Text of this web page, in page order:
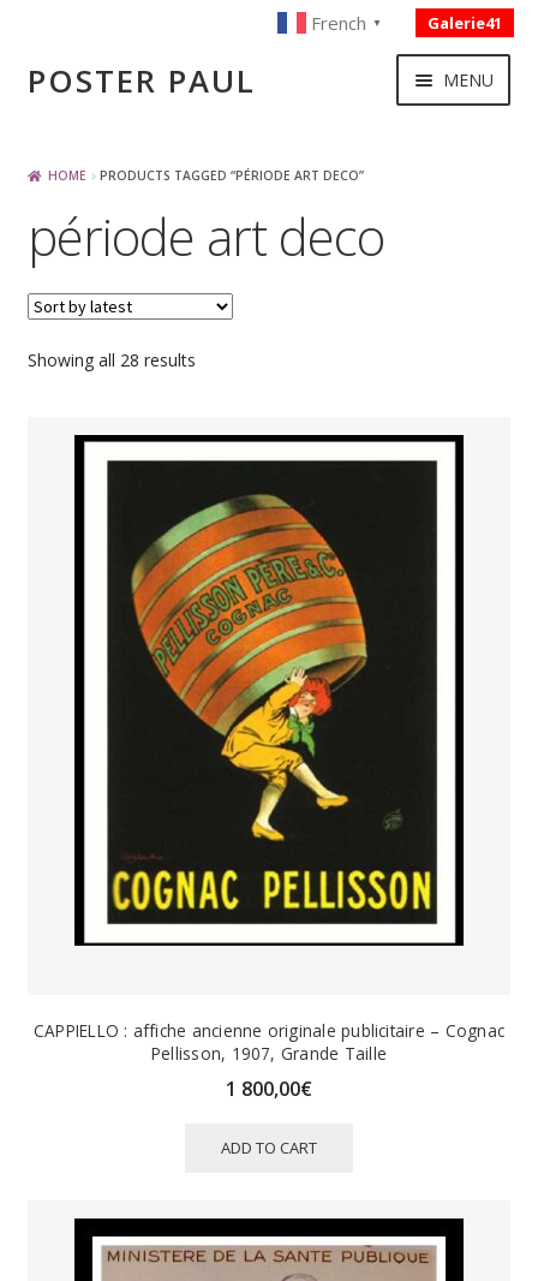
Skip
to
Skip
toPOSTER PAUL
French ▼ Galerie41
MENU
PUBLICITE
BOISSON – ALIMENTATION
TOURISME FRANCAIS
PAYS ETRANGER
THEATRE – EXPOSITION
GUERRE ORIENTALISME
HOME PRODUCTS TAGGED “PÉRIODE ART DECO”
période art deco
Showing all 28 resultsSorted
CAPPIELLO : affiche ancienne originale publicitaire – Cognac
Pellisson, 1907, Grande Taille
1 800,00€
ADD TO CART